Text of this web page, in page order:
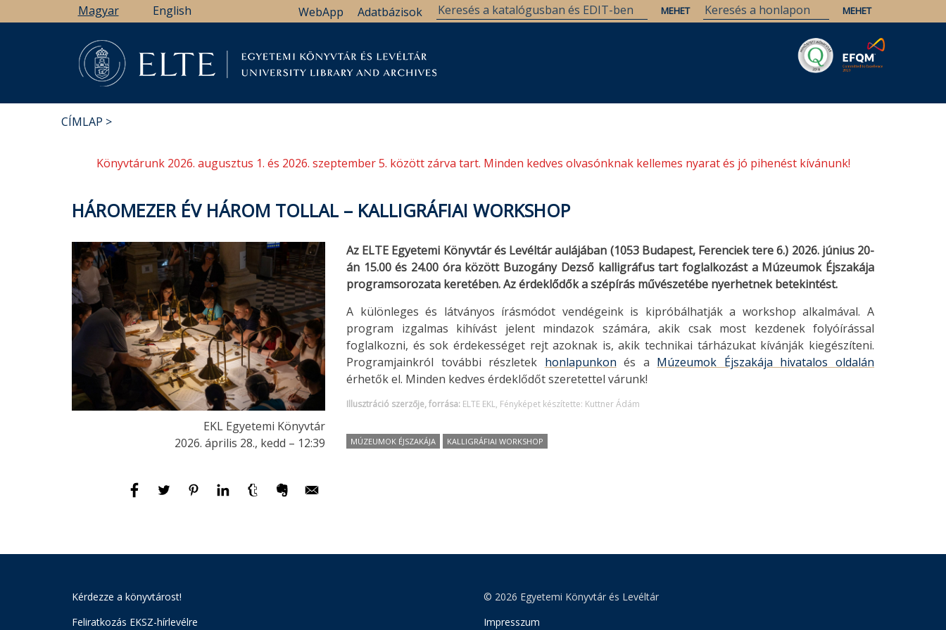
a
Magyar English Adatbázisok
WebApp
CÍMLAP
Könyvtárunk 2026. augusztus 1. és 2026. szeptember 5. között zárva tart. Minden kedves olvasónknak kellemes nyarat és jó pihenést kívánunk!
HÁROMEZER ÉV HÁROM TOLLAL – KALLIGRÁFIAI WORKSHOP
EKL Egyetemi Könyvtár
2026. április 28., kedd – 12:39
Az ELTE Egyetemi Könyvtár és Levéltár aulájában (1053 Budapest, Ferenciek tere 6.) 2026. június 20-
án 15.00 és 24.00 óra között Buzogány Dezső kalligráfus tart foglalkozást a Múzeumok Éjszakája
programsorozata keretében. Az érdeklődők a szépírás művészetébe nyerhetnek betekintést.
A különleges és látványos írásmódot vendégeink is kipróbálhatják a workshop alkalmával. A
program izgalmas kihívást jelent mindazok számára, akik csak most kezdenek folyóírással
foglalkozni, és sok érdekességet rejt azoknak is, akik technikai tárházukat kívánják kiegészíteni.
Programjainkról további részletek honlapunkon és a Múzeumok Éjszakája hivatalos oldalán
érhetők el. Minden kedves érdeklődőt szeretettel várunk!
Illusztráció szerzője, forrása: ELTE EKL, Fényképet készítette: Kuttner Ádám
MÚZEUMOK ÉJSZAKÁJA KALLIGRÁFIAI WORKSHOP
Kérdezze a könyvtárost!
Feliratkozás EKSZ-hírlevélre
© 2026 Egyetemi Könyvtár és Levéltár
Impresszum